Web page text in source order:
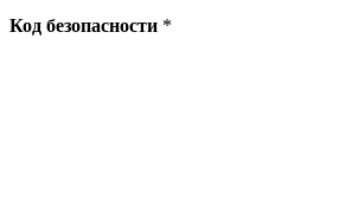
Код безопасности *